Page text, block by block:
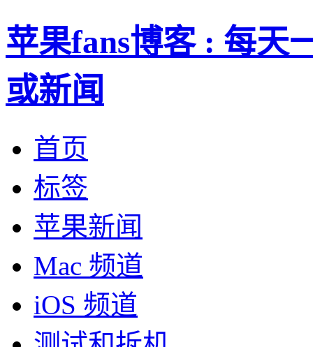
苹果fans博客 : 每天
或新闻
首页
标签
苹果新闻
Mac 频道
iOS 频道